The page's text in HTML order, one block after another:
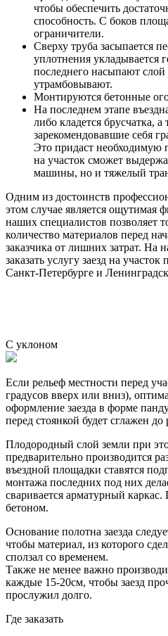
чтобы обеспечить
способность. С боков
ограничители.
Сверху труба засыпается
уплотнения укладывается
последнего насыпают
утрамбовывают.
Монтируются бетонные
На последнем этапе
либо кладется брусчатка,
зарекомендовавшие себя
Это придаст необходимую
на участок сможет
машины, но и тяжелый
Одним из достоинств
этом случае является ощутимая
наших специалистов позволяет
количество материалов перед
заказчика от лишних затрат. На
заказать услугу заезд на
Санкт-Петербурге и
С уклоном
Если рельеф местности перед
градусов вверх или вниз),
оформление заезда в форме
перед стоянкой будет сглажен
Плодородный слой земли при
предварительно производится
въездной площадки ставятся
монтажа последних под них
сваривается арматурный
бетоном.
Основание полотна заезда
чтобы материал, из которого
сползал со временем.
Также не менее важно
каждые 15-20см, чтобы заезд
прослужил долго.
Где заказать